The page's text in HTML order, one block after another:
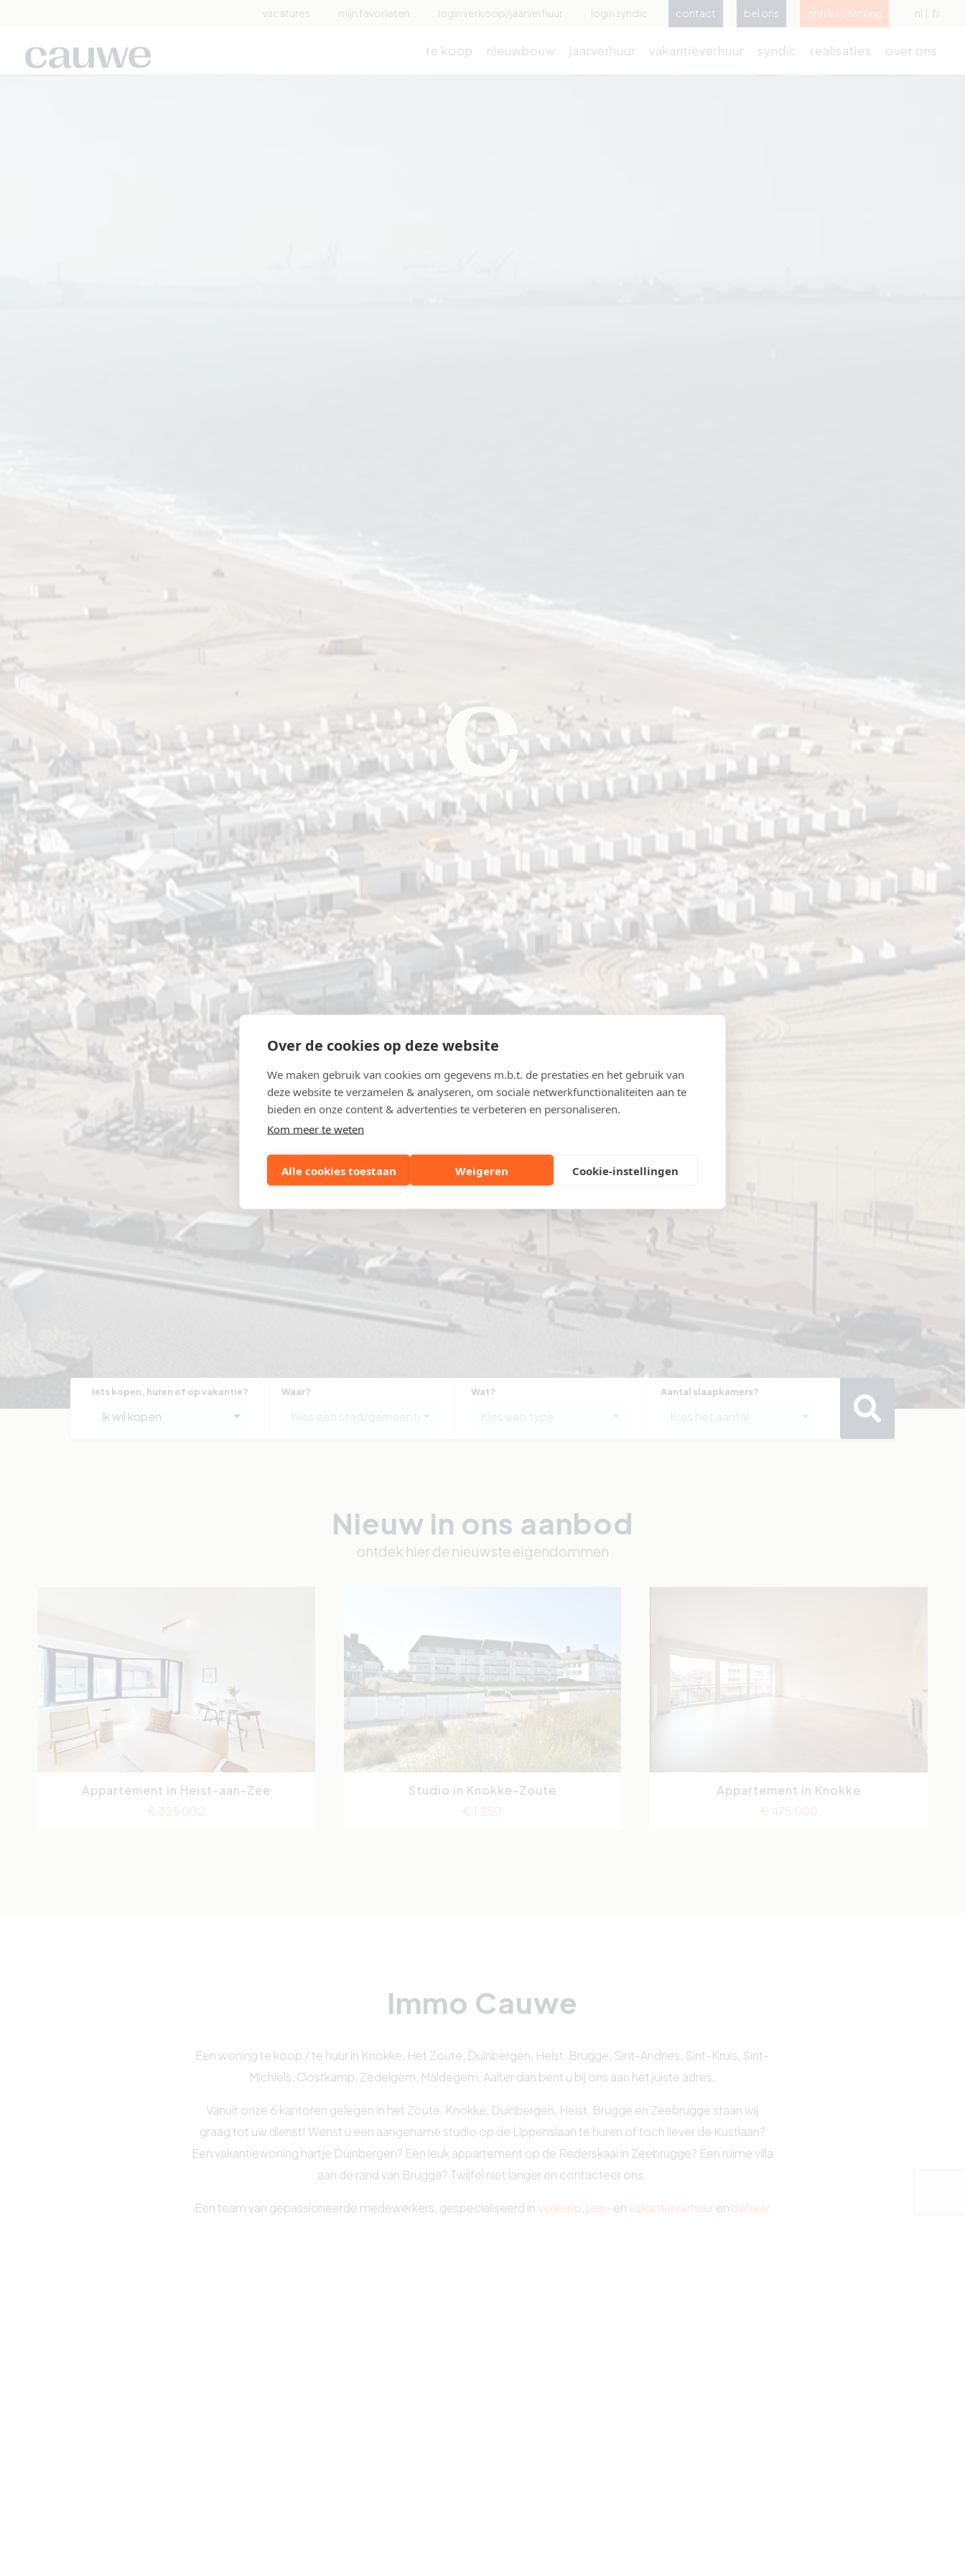
vacatures mijn favorieten login verkoop/jaarverhuur login syndic contact bel ons gratis schatting nl fr
te koop nieuwbouw jaarverhuur vakantieverhuur syndic realisaties over ons
Iets kopen, huren of op vakantie?
Ik wil kopen
Waar? Wat? Aantal slaapkamers?
Nieuw in ons aanbod
ontdek hier de nieuwste eigendommen
Vlamingstraat 2
Appartement in Heist-aan-Zee
€ 325 000
Zeedijk-Het Zoute
Studio in Knokke-Zoute
€ 1 250
Lippenslaan 2
Appartement in Knokke
€ 475 000
Immo Cauwe
Een woning te koop / te huur in Knokke, Het Zoute, Duinbergen, Heist, Brugge, Sint-Andries, Sint-Kruis, Sint-
Michiels, Oostkamp, Zedelgem, Maldegem, Aalter dan bent u bij ons aan het juiste adres.
Vanuit onze 6 kantoren gelegen in het Zoute, Knokke, Duinbergen, Heist, Brugge en Zeebrugge staan wij
graag tot uw dienst! Wenst u een aangename studio op de Lippenslaan te huren of toch liever de Kustlaan?
Een vakantiewoning hartje Duinbergen? Een leuk appartement op de Rederskaai in Zeebrugge? Een ruime villa
aan de rand van Brugge? Twijfel niet langer en contacteer ons.
Een team van gepassioneerde medewerkers, gespecialiseerd inverkoop, jaar- envakantieverhuuren beheer
Over de cookies op deze website
We maken gebruik van cookies om gegevens m.b.t. de prestaties en het gebruik van
deze website te verzamelen & analyseren, om sociale netwerkfunctionaliteiten aan te
bieden en onze content & advertenties te verbeteren en personaliseren.
Kom meer te weten
Alle cookies toestaan Weigeren Cookie-instellingen